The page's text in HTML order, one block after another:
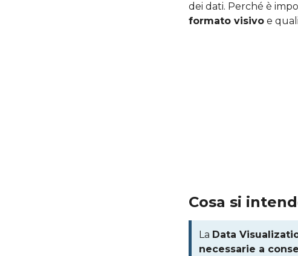
dei dati. Perché è
formato visivo e
Cosa si
La Data
necessarie a